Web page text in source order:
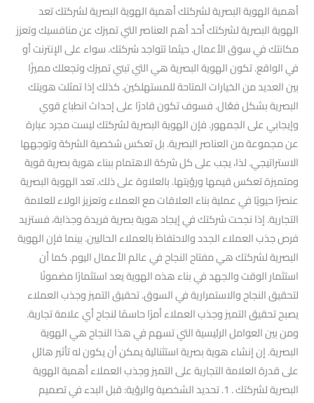
أهمية الهوية البصرية لشركتك أهمية الهوية البصرية لشركتك تعد
الهوية البصرية لشركتك أحد أهم العناصر التي تميزك عن منافسيك وتعزز
مكانتك في سوق الأعمال. حيثما تتواجد شركتك. سواء على الإنترنت أو
في الواقع. تكون الهوية البصرية هي التي تبني تميزك وتجعلك مميزًا
بين العديد من الخيارات المتاحة للمستهلكين. كذلك إذا تمثلت هويتك
البصرية بشكل فعّال. فسوف تكون قادرًا على إحداث انطباع قوي
وإيجابي على الجمهور. فإن الهوية البصرية لشركتك ليست مجرد عبارة
عن مجموعة من العناصر البصرية. بل تعكس شخصية الشركة وتوجهها
الاستراتيجي. لذا، يجب على كل شركة الاهتمام ببناء هوية بصرية قوية
ومتميزة تعكس قيمها ورؤيتها. بالعلاوة على ذلك. تعد الهوية البصرية
عنصرًا حيويًا في عملية بناء العلاقات مع العملاء وتعزيز الولاء للعلامة
التجارية. إذا نجحت شركتك في إيجاد هوية بصرية فريدة وجذابة، فستزيد
فرص جذب العملاء الجدد والاحتفاظ بالعملاء الحاليين. بينما فإن الهوية
البصرية لشركتك هي مفتاح النجاح في عالم الأعمال اليوم. كما أن
استثمار الوقت والجهد في بناء هذه الهوية يعد استثمارًا مضمونًا
لتحقيق النجاح والاستمرارية في السوق. تحقيق التميز وجذب العملاء
يصبح تحقيق التميز وجذب العملاء أمرًا حاسمًا لنجاح أي علامة تجارية.
ومن بين العوامل الرئيسية التي تسهم في هذا النجاح هي الهوية
البصرية. إن إنشاء هوية بصرية استثنائية يمكن أن يكون له تأثير هائل
على قدرة العلامة التجارية على التميز وجذب العملاء أهمية الهوية
البصرية لشركتك . 1. تحديد الشخصية والرؤية: قبل البدء في تصميم